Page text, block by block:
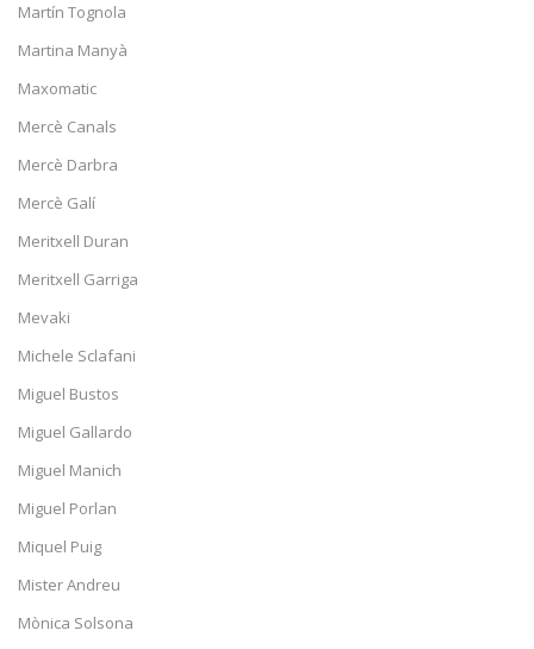
Martín Tognola
Martina Manyà
Maxomatic
Mercè Canals
Mercè Darbra
Mercè Galí
Meritxell Duran
Meritxell Garriga
Mevaki
Michele Sclafani
Miguel Bustos
Miguel Gallardo
Miguel Manich
Miguel Porlan
Miquel Puig
Mister Andreu
Mònica Solsona